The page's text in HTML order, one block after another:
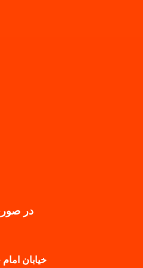
در
خیابان